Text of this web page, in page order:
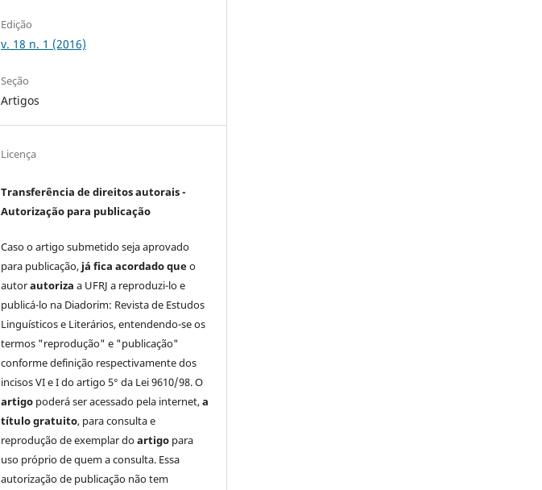
Edição
v. 18 n. 1 (2016)
Seção
Artigos
Licença
Transferência de direitos autorais -
Autorização para publicação
Caso o artigo submetido seja aprovado
para publicação, já fica acordado queo
autorautoriza a UFRJ a reproduzi-lo e
publicá-lo na Diadorim: Revista de Estudos
Linguísticos e Literários, entendendo-se os
termos "reprodução" e "publicação"
conforme definição respectivamente dos
incisos VI e I do artigo 5° da Lei 9610/98. O
artigo poderá ser acessado pela internet,a
título gratuito, para consulta e
reprodução de exemplar doartigo para
uso próprio de quem a consulta. Essa
autorização de publicação não tem